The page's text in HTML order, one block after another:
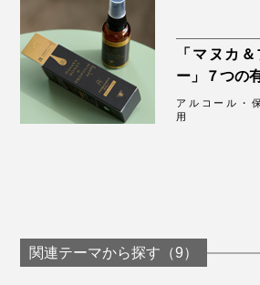
「マヌカ
ー」７つの
アルコール・
用
関連テーマから探す（9）